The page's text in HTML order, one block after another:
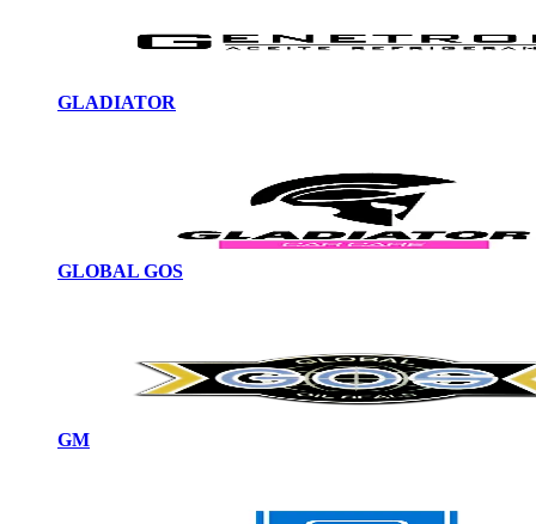
GLADIATOR
GLOBAL GOS
GM